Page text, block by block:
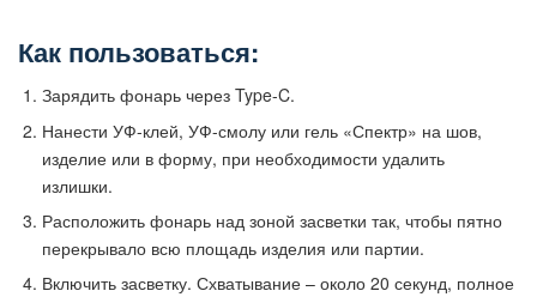
Как пользоваться:
Зарядить фонарь через Type-C.
Нанести УФ-клей, УФ-смолу или гель «Спектр» на шов,
изделие или в форму, при необходимости удалить
излишки.
Расположить фонарь над зоной засветки так, чтобы пятно
перекрывало всю площадь изделия или партии.
Включить засветку. Схватывание – около 20 секунд, полное